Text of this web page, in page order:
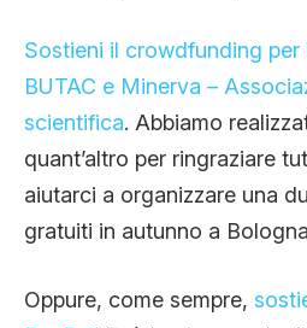
Sostieni il crowdfunding per
BUTAC e Minerva –
scientifica. Abbiamo
quant’altro per ringraziare
aiutarci a organizzare una
gratuiti in autunno a
Oppure, come sempre,